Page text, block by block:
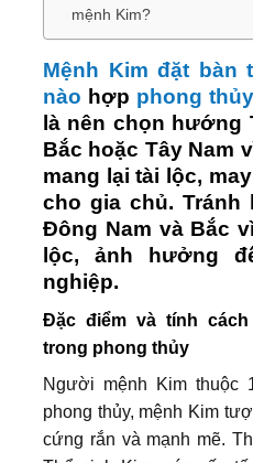
mệnh Kim?
Mệnh Kim đặt bàn
nào hợp phong thủy
là nên chọn hướng
Bắc hoặc Tây Nam
mang lại tài lộc,
cho gia chủ. Tránh
Đông Nam và Bắc
lộc, ảnh hưởng
nghiệp.
Đặc điểm và tính
trong phong thủy
Người mệnh Kim thuộc
phong thủy, mệnh Kim
cứng rắn và mạnh mẽ.